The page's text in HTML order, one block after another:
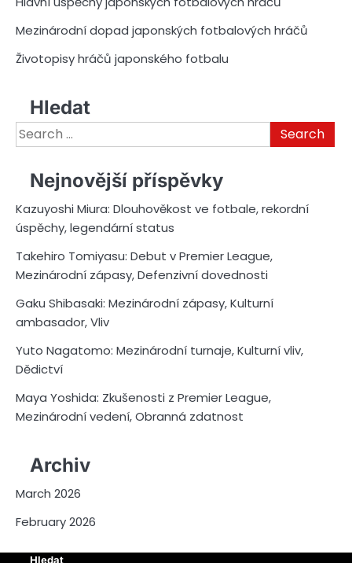
Mezinárodní dopad japonských fotbalových hráčů
Životopisy hráčů japonského fotbalu
Hledat
Search
for:
Nejnovější příspěvky
Kazuyoshi Miura: Dlouhověkost ve fotbale, rekordní
úspěchy, legendární status
Takehiro Tomiyasu: Debut v Premier League,
Mezinárodní zápasy, Defenzivní dovednosti
Gaku Shibasaki: Mezinárodní zápasy, Kulturní
ambasador, Vliv
Yuto Nagatomo: Mezinárodní turnaje, Kulturní vliv,
Dědictví
Maya Yoshida: Zkušenosti z Premier League,
Mezinárodní vedení, Obranná zdatnost
Archiv
March 2026
February 2026
Hledat